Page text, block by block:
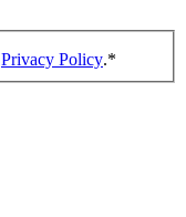
Privacy Policy.*